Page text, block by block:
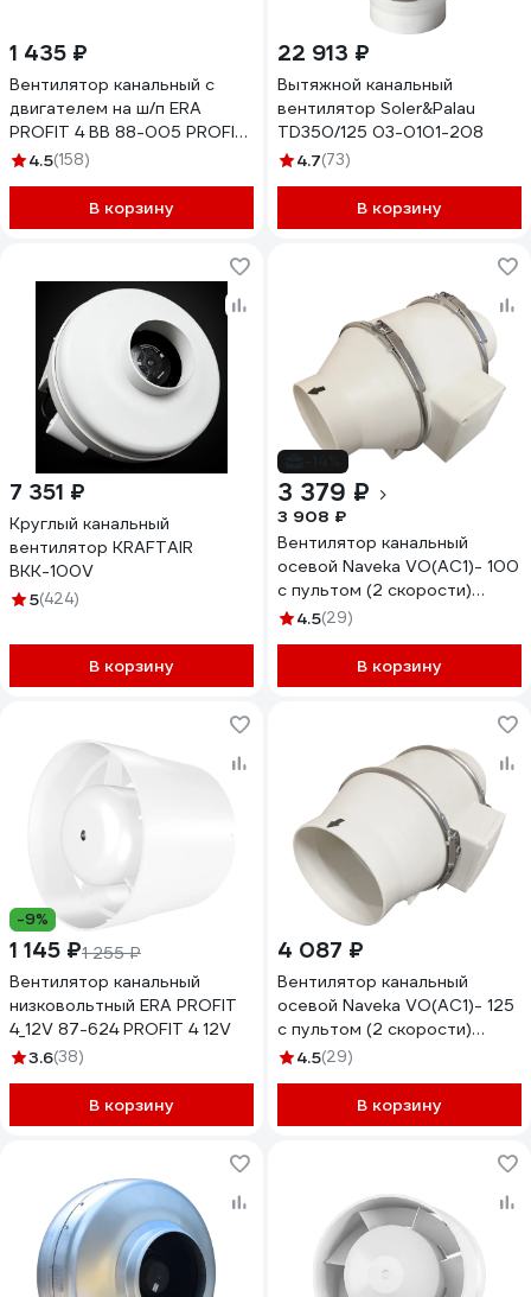
1 435 ₽
Вентилятор канальный с
двигателем на ш/п ERA
PROFIT 4 ВВ 88-005 PROFIT
4 BB
4.5(158)
В корзину
22 913 ₽
Вытяжной канальный
вентилятор Soler&Palau
TD350/125 03-0101-208
4.7(73)
В корзину
7 351 ₽
Круглый канальный
вентилятор KRAFTAIR
ВКК-100V
5(424)
В корзину
3 379 ₽
3 908 ₽
Вентилятор канальный
осевой Naveka VO(AC1)- 100
с пультом (2 скорости)
УН-00009157
4.5(29)
В корзину
-9%
1 145 ₽1 255 ₽
Вентилятор канальный
низковольтный ERA PROFIT
4_12V 87-624 PROFIT 4 12V
3.6(38)
В корзину
4 087 ₽
Вентилятор канальный
осевой Naveka VO(AC1)- 125
с пультом (2 скорости)
УН-00009159
4.5(29)
В корзину